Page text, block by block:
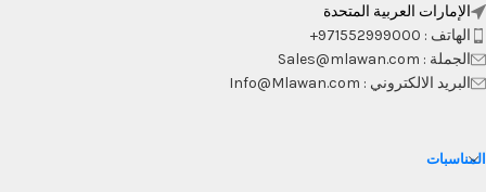
الإمارات العربية المتحدة
الهاتف : 971552999000+
الجملة : Sales@mlawan.com
البريد الالكتروني : Info@Mlawan.com
المناسبات